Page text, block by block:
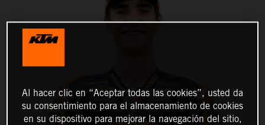
Al hacer clic en “Aceptar todas las cookies”, usted da
su consentimiento para el almacenamiento de cookies
en su dispositivo para mejorar la navegación del sitio,